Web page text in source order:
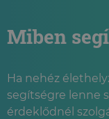
Miben
Ha nehéz
segítségre lenne
érdeklődnél